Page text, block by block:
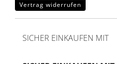
Vertrag widerrufen
SICHER EINKAUFEN MIT